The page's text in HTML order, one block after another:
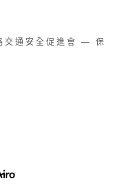
通安全促進會 — 保